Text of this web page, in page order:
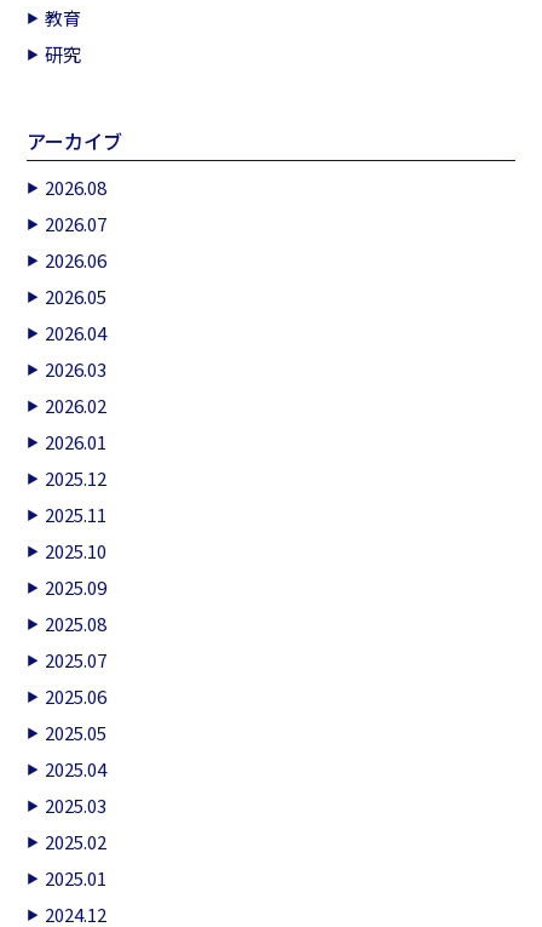
教育
研究
アーカイブ
2026.08
2026.07
2026.06
2026.05
2026.04
2026.03
2026.02
2026.01
2025.12
2025.11
2025.10
2025.09
2025.08
2025.07
2025.06
2025.05
2025.04
2025.03
2025.02
2025.01
2024.12